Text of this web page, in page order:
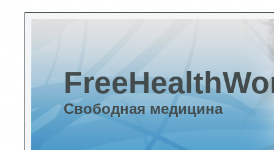
Свободная медицина